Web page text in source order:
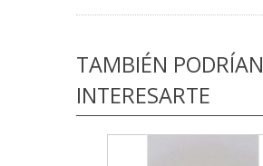
TAMBIÉN PODRÍAN
INTERESARTE